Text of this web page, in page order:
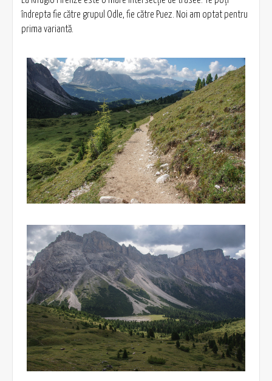
îndrepta fie către grupul Odle, fie către Puez. Noi am optat pentru
prima variantă.